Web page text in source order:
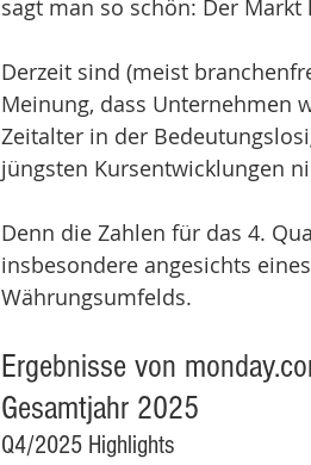
sagt man so schön: Der
Derzeit sind (meist
Meinung, dass Unternehmen
Zeitalter in der
jüngsten Kursentwicklungen
Denn die Zahlen für das 4.
insbesondere angesichts
Währungsumfelds.
Ergebnisse von
Gesamtjahr 2025
Q4/2025 Highlights